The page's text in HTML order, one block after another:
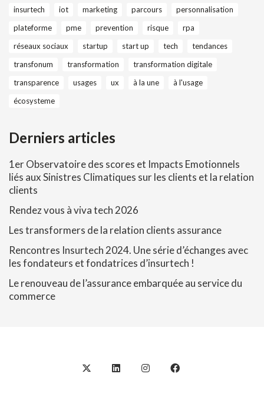
insurtech
iot marketing parcours
personnalisation
plateforme
pme prevention risque
rpa
réseaux sociaux
startup start up tech
tendances
transfonum
transformation
transformation digitale
transparence
usages ux à la une
à l'usage
écosysteme
Derniers articles
1er Observatoire des scores et Impacts Emotionnels
liés aux Sinistres Climatiques sur les clients et la relation
clients
Rendez vous à viva tech 2026
Les transformers de la relation clients assurance
Rencontres Insurtech 2024. Une série d’échanges avec
les fondateurs et fondatrices d’insurtech !
Le renouveau de l’assurance embarquée au service du
commerce